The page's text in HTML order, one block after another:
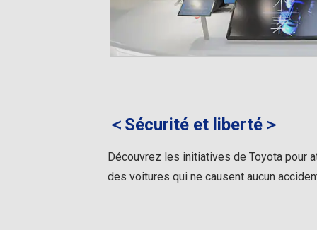
＜Sécurité et liberté＞
Découvrez les initiatives de Toyota pour
des voitures qui ne causent aucun